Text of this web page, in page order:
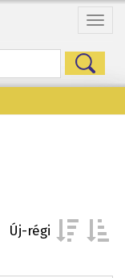
Menü
Új-régi